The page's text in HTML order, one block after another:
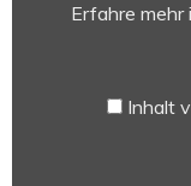
Erfahre mehr
Inhalt